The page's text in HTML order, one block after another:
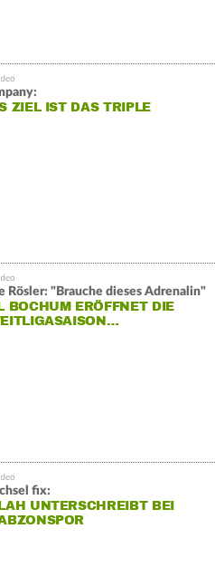
ZIEL IST DAS TRIPLE
Rösler: "Brauche dieses Adrenalin"
BOCHUM ERÖFFNET DIE
fix:
UNTERSCHREIBT BEI